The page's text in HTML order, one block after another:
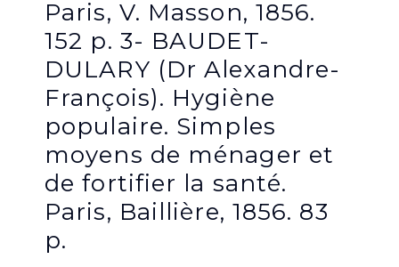
Paris, V. Masson, 1856.
152 p. 3- BAUDET-
DULARY (Dr Alexandre-
François). Hygiène
populaire. Simples
moyens de ménager et
de fortifier la santé.
Paris, Baillière, 1856. 83
p.